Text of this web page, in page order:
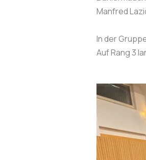
Manfred
In der
Auf Rang 3